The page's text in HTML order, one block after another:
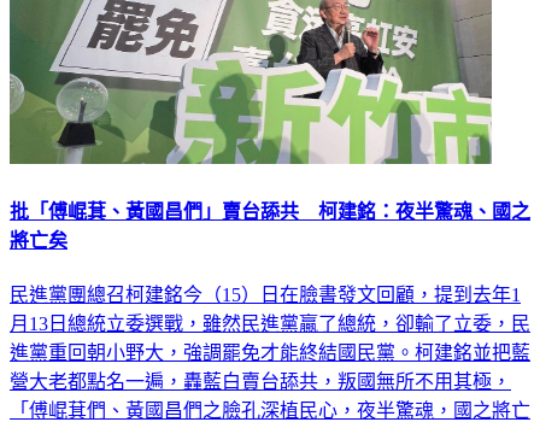
批「傅崐萁、黃國昌們」賣台舔共 柯建銘：夜半驚魂、國之
將亡矣
民進黨團總召柯建銘今（15）日在臉書發文回顧，提到去年1
月13日總統立委選戰，雖然民進黨贏了總統，卻輸了立委，民
進黨重回朝小野大，強調罷免才能終結國民黨。柯建銘並把藍
營大老都點名一遍，轟藍白賣台舔共，叛國無所不用其極，
「傅崐萁們、黃國昌們之臉孔深植民心，夜半驚魂，國之將亡